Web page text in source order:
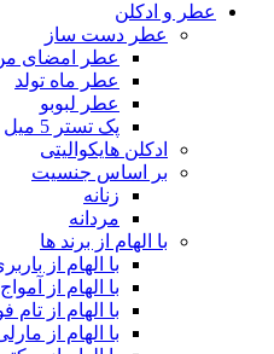
عطر و ادکلن
عطر دست ساز
عطر امضای
عطر ماه تولد
عطر لبوبو
پک تستر 5 میل
ادکلن هایکوالیتی
بر اساس جنسیت
زنانه
مردانه
با الهام از برند ها
با الهام از
با الهام از آمواج
با الهام از تام
با الهام از